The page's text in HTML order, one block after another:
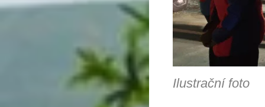
Ilustrační foto